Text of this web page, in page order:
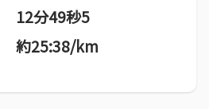
12分49秒5
約25:38/km